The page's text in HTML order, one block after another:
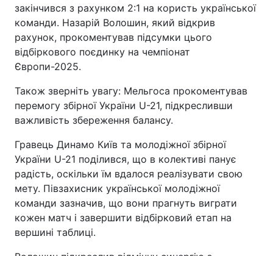
закінчився з рахунком 2:1 на користь української
команди. Назарій Волошин, який відкрив
рахунок, прокоментував підсумки цього
відбіркового поєдинку на чемпіонат
Європи-2025.
Також зверніть увагу: Мельгоса прокоментував
перемогу збірної України U-21, підкресливши
важливість збереження балансу.
Гравець Динамо Київ та молодіжної збірної
України U-21 поділився, що в колективі панує
радість, оскільки їм вдалося реалізувати свою
мету. Півзахисник української молодіжної
команди зазначив, що вони прагнуть виграти
кожен матч і завершити відбірковий етап на
вершині таблиці.